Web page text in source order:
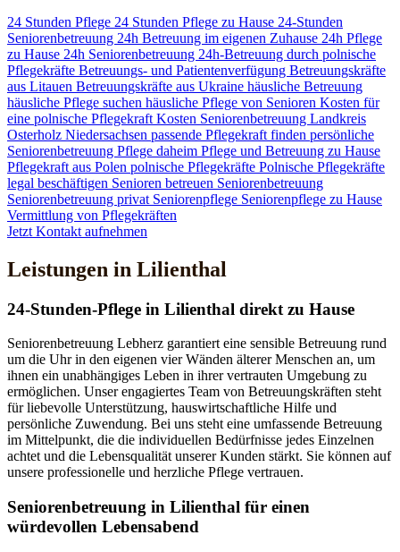
24 Stunden Pflege 24 Stunden Pflege zu Hause 24-Stunden
Seniorenbetreuung 24h Betreuung im eigenen Zuhause 24h Pflege
zu Hause 24h Seniorenbetreuung 24h-Betreuung durch polnische
Pflegekräfte Betreuungs- und Patientenverfügung Betreuungskräfte
aus Litauen Betreuungskräfte aus Ukraine häusliche Betreuung
häusliche Pflege suchen häusliche Pflege von Senioren Kosten für
eine polnische Pflegekraft Kosten Seniorenbetreuung Landkreis
Osterholz Niedersachsen passende Pflegekraft finden persönliche
Seniorenbetreuung Pflege daheim Pflege und Betreuung zu Hause
Pflegekraft aus Polen polnische Pflegekräfte Polnische Pflegekräfte
legal beschäftigen Senioren betreuen Seniorenbetreuung
Seniorenbetreuung privat Seniorenpflege Seniorenpflege zu Hause
Vermittlung von Pflegekräften
Jetzt Kontakt aufnehmen
Leistungen in Lilienthal
24-Stunden-Pflege in Lilienthal direkt zu Hause
Seniorenbetreuung Lebherz garantiert eine sensible Betreuung rund
um die Uhr in den eigenen vier Wänden älterer Menschen an, um
ihnen ein unabhängiges Leben in ihrer vertrauten Umgebung zu
ermöglichen. Unser engagiertes Team von Betreuungskräften steht
für liebevolle Unterstützung, hauswirtschaftliche Hilfe und
persönliche Zuwendung. Bei uns steht eine umfassende Betreuung
im Mittelpunkt, die die individuellen Bedürfnisse jedes Einzelnen
achtet und die Lebensqualität unserer Kunden stärkt. Sie können auf
unsere professionelle und herzliche Pflege vertrauen.
Senioren­betreuung in Lilienthal für einen
würdevollen Lebensabend